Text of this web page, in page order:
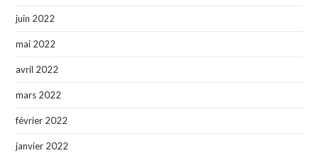
juin 2022
mai 2022
avril 2022
mars 2022
février 2022
janvier 2022